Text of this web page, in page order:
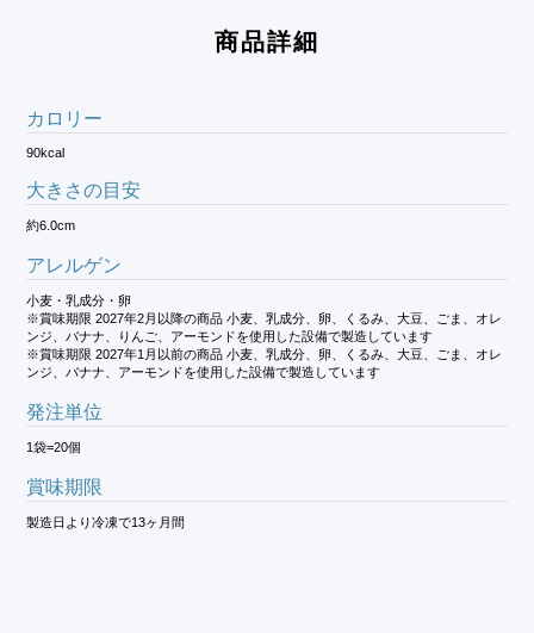
商品詳細
カロリー
90kcal
大きさの目安
約6.0cm
アレルゲン
小麦・乳成分・卵
※賞味期限 2027年2月以降の商品 小麦、乳成分、卵、くるみ、大豆、ごま、オレ
ンジ、バナナ、りんご、アーモンドを使用した設備で製造しています
※賞味期限 2027年1月以前の商品 小麦、乳成分、卵、くるみ、大豆、ごま、オレ
ンジ、バナナ、アーモンドを使用した設備で製造しています
発注単位
1袋=20個
賞味期限
製造日より冷凍で13ヶ月間